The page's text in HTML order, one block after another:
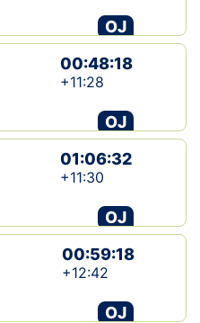
OJ
00:48:18
+11:28
OJ
01:06:32
+11:30
OJ
00:59:18
+12:42
OJ